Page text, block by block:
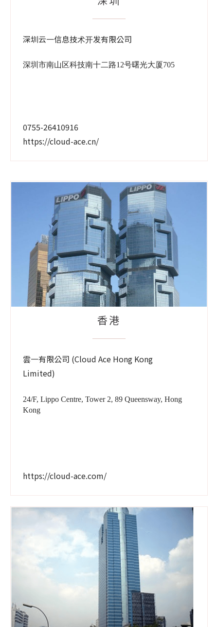
深圳云一信息技术开发有限公司
深圳市南山区科技南十二路12号曙光大厦705
0755-26410916
https://cloud-ace.cn/
香港
雲一有限公司 (Cloud Ace Hong Kong
Limited)
24/F, Lippo Centre, Tower 2, 89 Queensway, Hong
Kong
https://cloud-ace.com/